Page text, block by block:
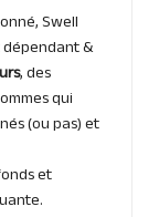
Swell
dépendant &
, des
qui
(ou pas) et
et